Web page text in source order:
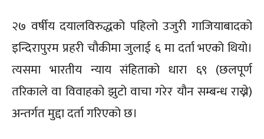
२७ वर्षीय दयालविरुद्धको पहिलो उजुरी गाजियाबादको
इन्दिरापुरम प्रहरी चौकीमा जुलाई ६ मा दर्ता भएको थियो।
त्यसमा भारतीय न्याय संहिताको धारा ६९ (छलपूर्ण
तरिकाले वा विवाहको झुटो वाचा गरेर यौन सम्बन्ध राख्ने)
अन्तर्गत मुद्दा दर्ता गरिएको छ।